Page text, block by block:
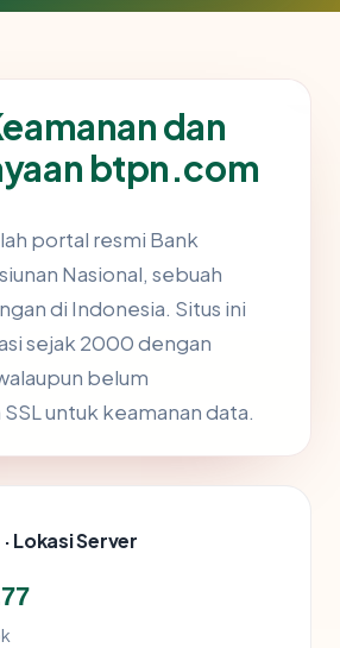
dan
btpn.com
portal resmi Bank
Nasional, sebuah
di Indonesia. Situs ini
sejak 2000 dengan
belum
untuk keamanan data.
Lokasi Server